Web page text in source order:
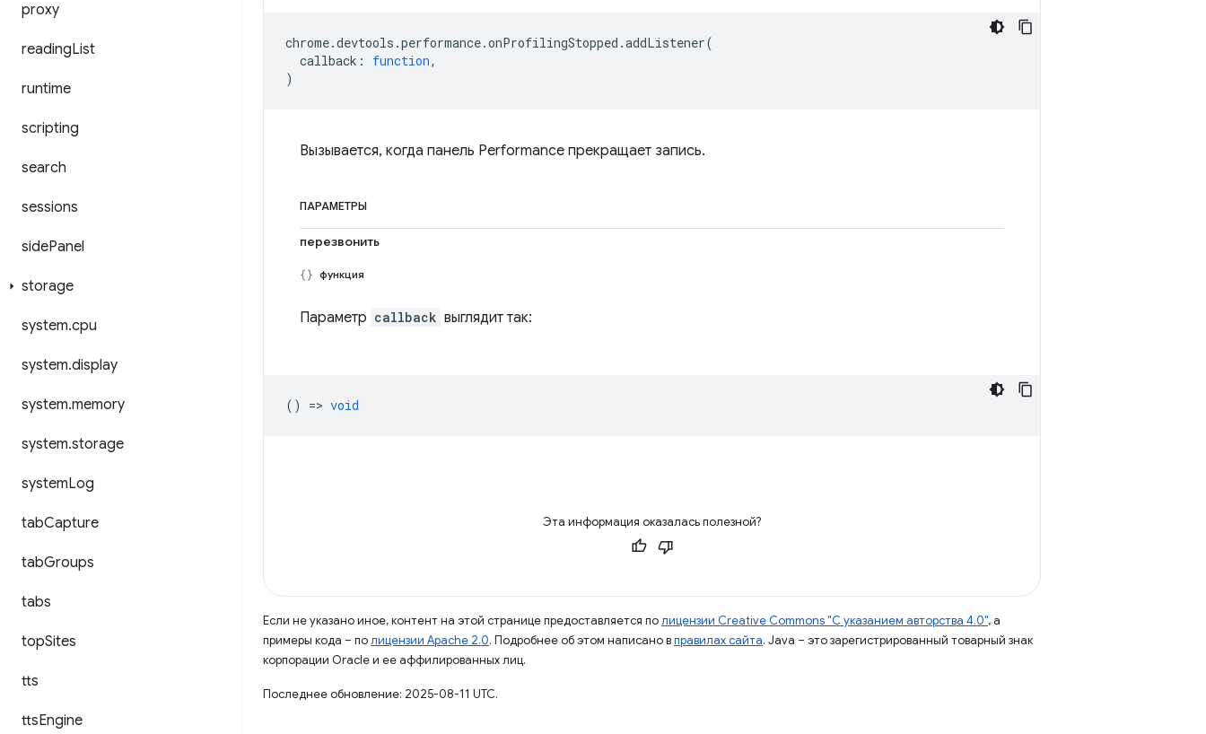
proxy
readingList
runtime
scripting
search
sessions
sidePanel
storage
system.cpu
system.display
system.memory
system.storage
systemLog
tabCapture
tabGroups
tabs
topSites
tts
ttsEngine
chrome.devtools .performance.onProfilingStopped .addListener(
callback : function,
)
Вызывается, когда панель Performance прекращает запись.
ПАРАМЕТРЫ
перезвонить
функция
Параметр callback выглядит так:
() => void
Эта информация оказалась полезной?
Если не указано иное, контент на этой странице предоставляется полицензии Creative Commons "С указанием авторства 4.0", а
примеры кода – полицензии Apache 2.0. Подробнее об этом написано вправилах сайта. Java – это зарегистрированный товарный знак
корпорации Oracle и ее аффилированных лиц.
Последнее обновление: 2025-08-11 UTC.